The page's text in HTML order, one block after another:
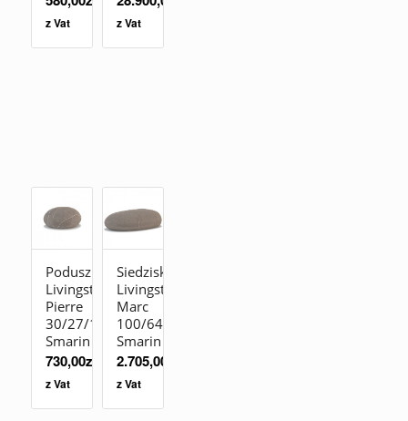
z Vat z Vat
Poduszka
Livingstones
Pierre
30/27/19
Smarin
730,00zł
z Vat
Siedzisko
Livingstones
Marc
100/64/35
Smarin
2.705,00
z Vat